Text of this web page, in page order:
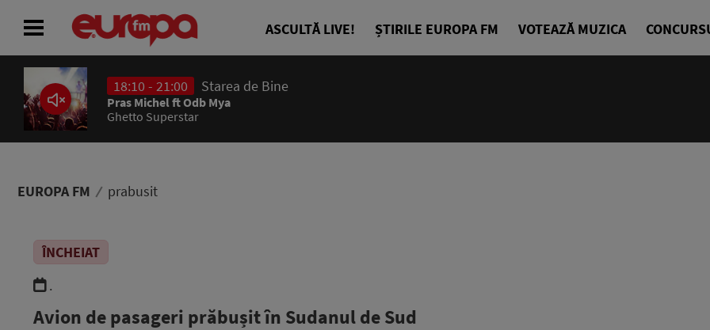
ASCULTĂ LIVE! ȘTIRILE EUROPA FM VOTEAZĂ MUZICA
18:10 - 21:00 Starea de Bine
Pras Michel ft Odb Mya
Ghetto Superstar
EUROPA FM prabusit
ÎNCHEIAT
.
Avion de pasageri prăbușit în Sudanul de Sud
ACASĂ
ȘTIRI
PODCAST
ASCULTĂ LIVE